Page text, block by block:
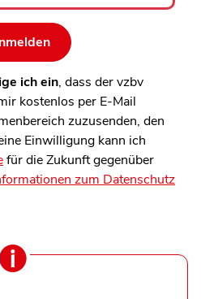
ich ein, dass der vzbv
kostenlos per E-Mail
zuzusenden, den
Einwilligung kann ich
für die Zukunft gegenüber
zum Datenschutz